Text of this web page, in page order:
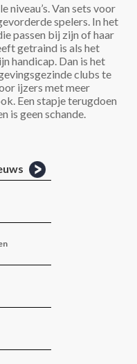
niveau’s. Van sets voor
spelers. In het
passen bij zijn of haar
getraind is als het
handicap. Dan is het
clubs te
ijzers met meer
Een stapje terugdoen
is geen schande.